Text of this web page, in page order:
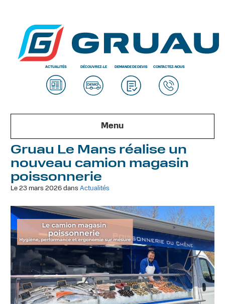
ACTUALITÉS DÉCOUVREZ-LE DEMANDE DE DEVIS CONTACTEZ-NOUS
Menu
Gruau Le Mans réalise un
nouveau camion magasin
poissonnerie
Le 23 mars 2026 dansActualités